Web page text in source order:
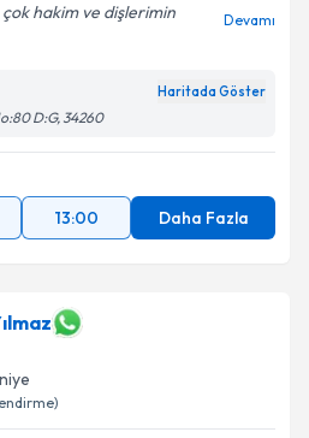
hakim ve dişlerimin
Devamı
Haritada Göster
D:G, 34260
13:00 Daha Fazla